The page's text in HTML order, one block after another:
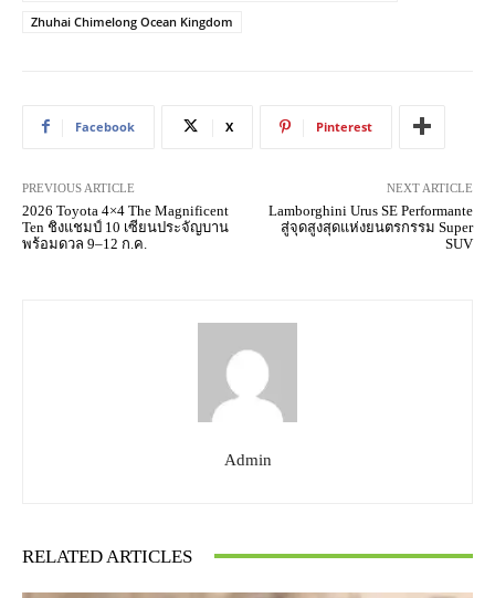
Zhuhai Chimelong Ocean Kingdom
Facebook X Pinterest
PREVIOUS ARTICLE
2026 Toyota 4×4 The Magnificent
Ten ชิงแชมป์ 10 เซียนประจัญบาน
พร้อมดวล 9–12 ก.ค.
NEXT ARTICLE
Lamborghini Urus SE Performante
สู่จุดสูงสุดแห่งยนตรกรรม Super
SUV
Admin
RELATED ARTICLES